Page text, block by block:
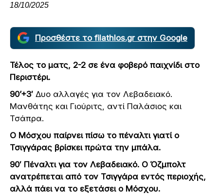
18/10/2025
Προσθέστε το filathlos.gr στην Google
Τέλος το ματς, 2-2 σε ένα φοβερό παιχνίδι στο
Περιστέρι.
90’+3′ Δυο αλλαγές για τον Λεβαδειακό.
Μανθάτης και Γιούριτς, αντί Παλάσιος και
Τσάπρα.
Ο Μόσχου παίρνει πίσω το πέναλτι γιατί ο
Τσιγγάρας βρίσκει πρώτα την μπάλα.
90′ Πέναλτι για τον Λεβαδειακό. Ο Όζμπολτ
ανατρέπεται από τον Τσιγγάρα εντός περιοχής,
αλλά πάει να το εξετάσει ο Μόσχου.